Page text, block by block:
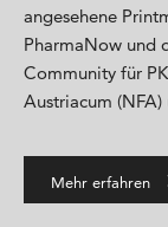
angesehene
PharmaNow und
Community für
Austriacum
Mehr erfahren